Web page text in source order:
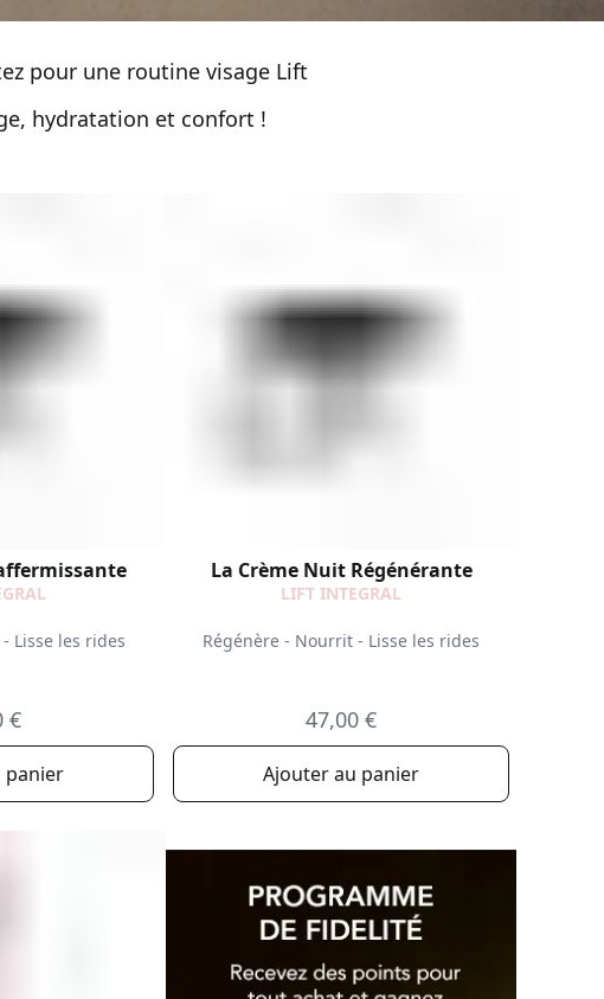
pour une routine visage Lift
hydratation et confort !
Lisse les rides
€
panier
La Crème Nuit Régénérante
LIFT INTEGRAL
Régénère - Nourrit - Lisse les rides
47,00 €
Ajouter au panier